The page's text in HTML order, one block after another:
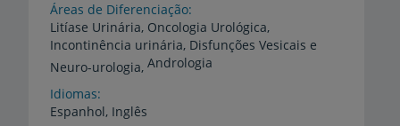
Áreas de Diferenciação
Litíase Urinária, Oncologia Urológica,
Incontinência urinária, Disfunções Vesicais e
Neuro-urologia, Andrologia
Idiomas
Espanhol, Inglês